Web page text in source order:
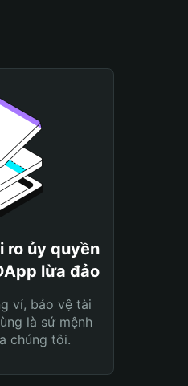
ro ủy quyền
lừa đảo
ví, bảo vệ tài
là sứ mệnh
chúng tôi.